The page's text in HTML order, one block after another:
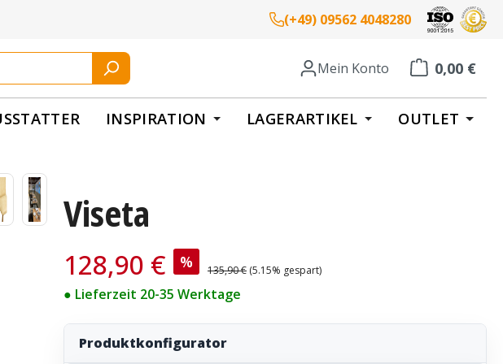
(+49) 09562 4048280
Mein Konto 0,00 €
Warenkorb
INSPIRATION LAGERARTIKEL OUTLET
Viseta
Verkaufspreis:
128,90 € % Regulärer Preis:
135,90 € (5.15% gespart)
● Lieferzeit 20-35 Werktage
Produktkonfigurator